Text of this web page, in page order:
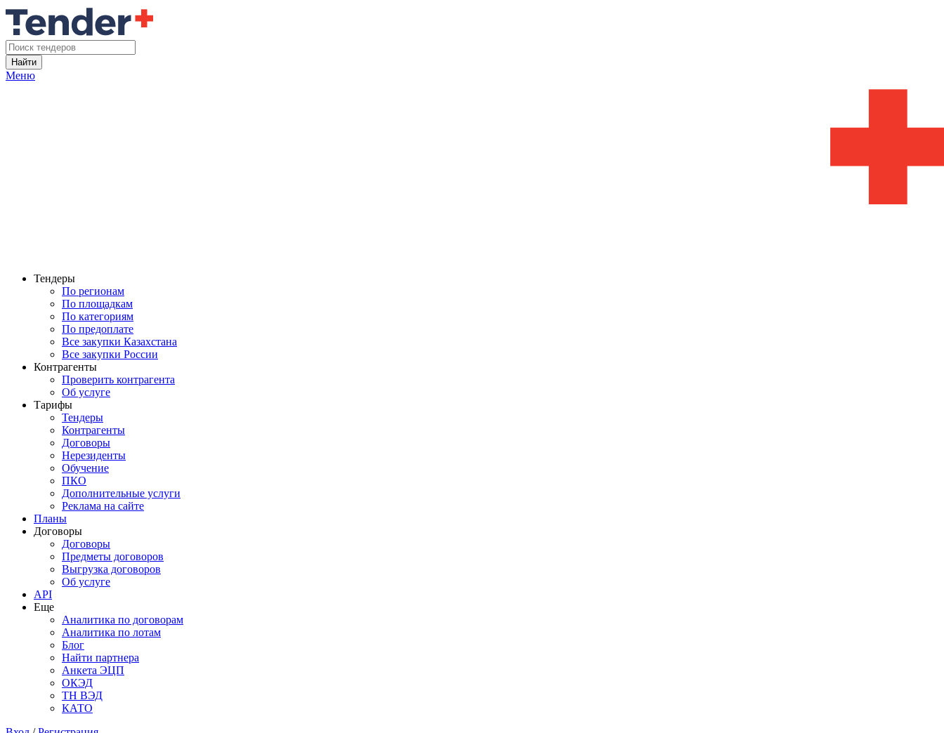
Найти
Меню
Тендеры
По регионам
По площадкам
По категориям
По предоплате
Все закупки Казахстана
Все закупки России
Контрагенты
Проверить контрагента
Об услуге
Тарифы
Тендеры
Контрагенты
Договоры
Нерезиденты
Обучение
ПКО
Дополнительные услуги
Реклама на сайте
Планы
Договоры
Договоры
Предметы договоров
Выгрузка договоров
Об услуге
API
Еще
Аналитика по договорам
Аналитика по лотам
Блог
Найти партнера
Анкета ЭЦП
ОКЭД
ТН ВЭД
КАТО